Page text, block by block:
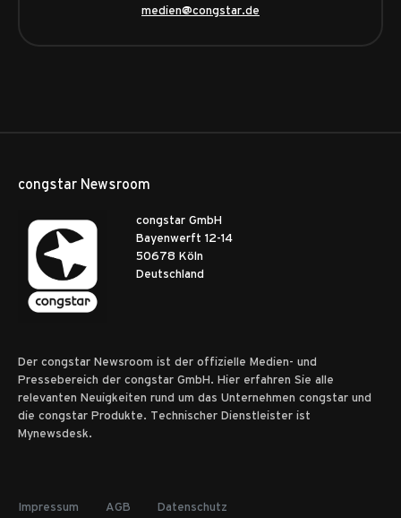
medien@congstar.de
congstar Newsroom
congstar GmbH
Bayenwerft 12-14
50678 Köln
Deutschland
Der congstar Newsroom ist der offizielle Medien- und
Pressebereich der congstar GmbH. Hier erfahren Sie alle
relevanten Neuigkeiten rund um das Unternehmen congstar und
die congstar Produkte. Technischer Dienstleister ist
Mynewsdesk.
Impressum AGB Datenschutz